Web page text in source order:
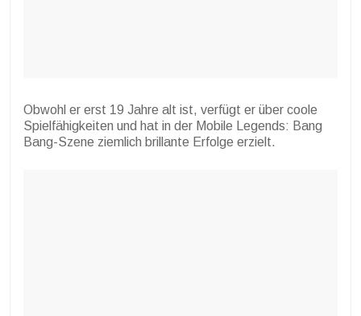
Obwohl er erst 19 Jahre alt ist, verfügt er über coole
Spielfähigkeiten und hat in der Mobile Legends: Bang
Bang-Szene ziemlich brillante Erfolge erzielt.